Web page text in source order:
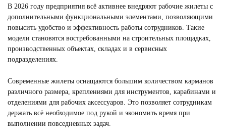
В 2026 году предприятия всё активнее внедряют рабочие жилеты с
дополнительными функциональными элементами, позволяющими
повысить удобство и эффективность работы сотрудников. Такие
модели становятся востребованными на строительных площадках,
производственных объектах, складах и в сервисных
подразделениях.
Современные жилеты оснащаются большим количеством карманов
различного размера, креплениями для инструментов, карабинами и
отделениями для рабочих аксессуаров. Это позволяет сотрудникам
держать всё необходимое под рукой и экономить время при
выполнении повседневных задач.